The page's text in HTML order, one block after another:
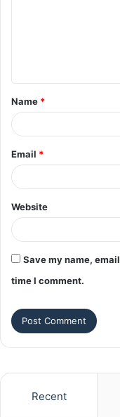
t
*
Name *
Email *
Website
Save my name,
time I comment.
Recent